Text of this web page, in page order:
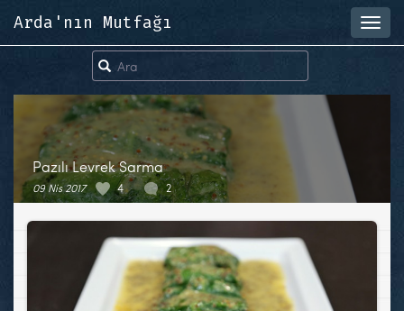
Arda'nın Mutfağı
Pazılı Levrek Sarma
09 Nis 2017 4 2